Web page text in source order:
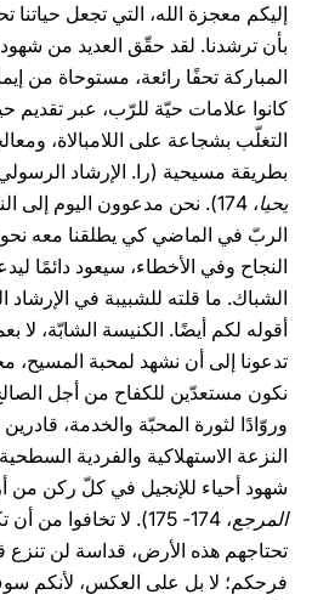
إليكم معجزة الله، التي تجعل حياتنا
بأن ترشدنا. لقد حقّق العديد من
المباركة تحفًا رائعة، مستوحاة من
كانوا علامات حيّة للرّب، عبر تقديم
التغلّب بشجاعة على اللامبالاة،
بطريقة مسيحية (را. الإرشاد
يحيا
، 174). نحن مدعوون اليوم
الربّ في الماضي كي يطلقنا معه
النجاح وفي الأخطاء، سيعود دائمًا
الشباك. ما قلته للشبيبة في الإرشاد
أقوله لكم أيضًا. الكنيسة الشابّة، لا
تدعونا إلى أن نشهد لمحبة المسيح،
نكون مستعدّين للكفاح من أجل الصالح
وروّادًا لثورة المحبّة والخدمة،
النزعة الاستهلاكية والفردية
شهود أحياء للإنجيل في كلّ ركن من
المرجع
، 174- 175). لا تخافوا
تحتاجهم هذه الأرض، قداسة لن تنزع
فرحكم؛ لا بل على العكس، لأنكم